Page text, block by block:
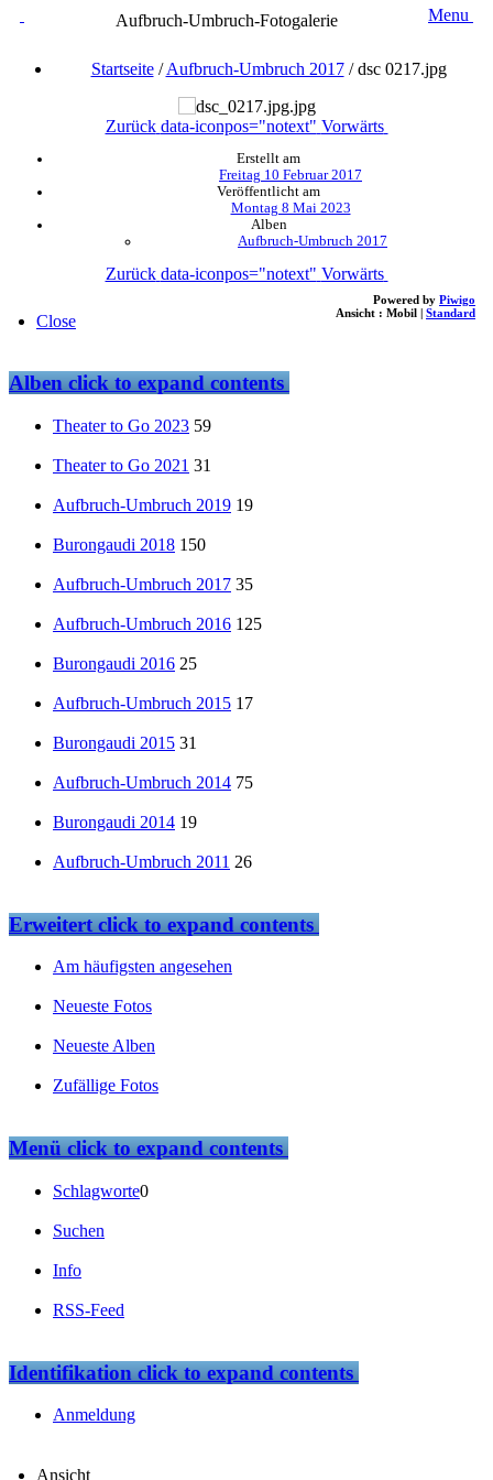
Aufbruch-Umbruch-Fotogalerie Menu
Startseite/Aufbruch-Umbruch 2017/dsc 0217.jpg
Zurück data-iconpos="notext" Vorwärts
Erstellt am
Freitag 10 Februar 2017
Veröffentlicht am
Montag 8 Mai 2023
Alben
Aufbruch-Umbruch 2017
Zurück data-iconpos="notext" Vorwärts
Powered by Piwigo
Ansicht : Mobil | Standard
Close
Albenclick to expand contents
Theater to Go 2023 59
Theater to Go 2021 31
Aufbruch-Umbruch 2019 19
Burongaudi 2018 150
Aufbruch-Umbruch 2017 35
Aufbruch-Umbruch 2016 125
Burongaudi 2016 25
Aufbruch-Umbruch 2015 17
Burongaudi 2015 31
Aufbruch-Umbruch 2014 75
Burongaudi 2014 19
Aufbruch-Umbruch 2011 26
Erweitertclick to expand contents
Am häufigsten angesehen
Neueste Fotos
Neueste Alben
Zufällige Fotos
Menüclick to expand contents
Schlagworte0
Suchen
Info
RSS-Feed
Identifikationclick to expand contents
Anmeldung
Ansicht